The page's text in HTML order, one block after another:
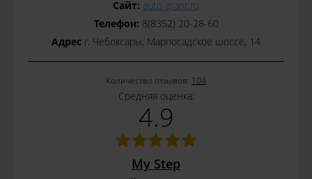
Сайт: auto-grant.ru
Телефон: 8(8352) 20-28-60
Адрес г. Чебоксары, Марпосадское шоссе, 14
Количество отзывов: 104
Средняя оценка:
4.9
My Step